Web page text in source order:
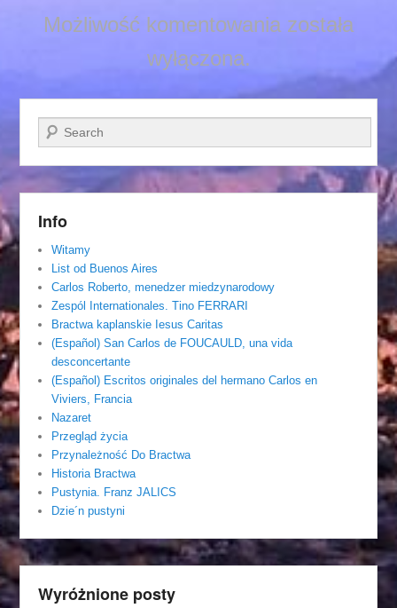
Możliwość komentowania została
wyłączona.
Szukaj
Info
Witamy
List od Buenos Aires
Carlos Roberto, menedzer miedzynarodowy
Zespól Internationales. Tino FERRARI
Bractwa kaplanskie Iesus Caritas
(Español) San Carlos de FOUCAULD, una vida
desconcertante
(Español) Escritos originales del hermano Carlos en
Viviers, Francia
Nazaret
Przegląd życia
Przynależność Do Bractwa
Historia Bractwa
Pustynia. Franz JALICS
Dzie´n pustyni
Wyróżnione posty